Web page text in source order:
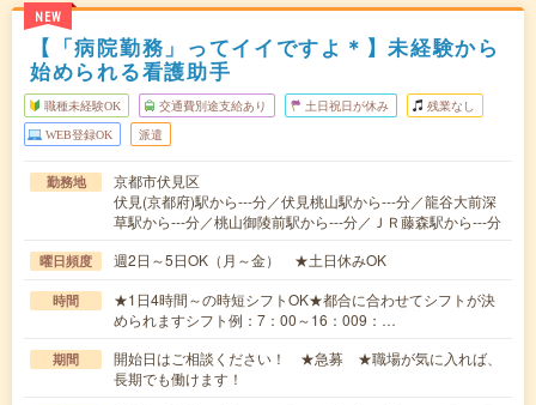
NEW
【「病院勤務」ってイイですよ＊】未経験から
始められる看護助手
職種未経験OK 交通費別途支給あり 土日祝日が休み 残業なし
WEB登録OK 派遣
勤務地
京都市伏見区
伏見(京都府)駅から---分／伏見桃山駅から---分／龍谷大前深
草駅から---分／桃山御陵前駅から---分／ＪＲ藤森駅から---分
曜日頻度 週2日～5日OK（月～金） ★土日休みOK
時間
★1日4時間～の時短シフトOK★都合に合わせてシフトが決
められますシフト例：7：00～16：009：…
期間
開始日はご相談ください！ ★急募 ★職場が気に入れば、
長期でも働けます！